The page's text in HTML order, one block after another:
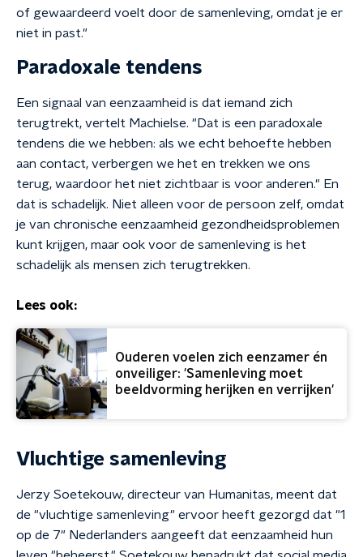
of gewaardeerd voelt door de samenleving, omdat je er
niet in past."
Paradoxale tendens
Een signaal van eenzaamheid is dat iemand zich
terugtrekt, vertelt Machielse. "Dat is een paradoxale
tendens die we hebben: als we echt behoefte hebben
aan contact, verbergen we het en trekken we ons
terug, waardoor het niet zichtbaar is voor anderen." En
dat is schadelijk. Niet alleen voor de persoon zelf, omdat
je van chronische eenzaamheid gezondheidsproblemen
kunt krijgen, maar ook voor de samenleving is het
schadelijk als mensen zich terugtrekken.
Lees ook:
Ouderen voelen zich eenzamer én
onveiliger: 'Samenleving moet
beeldvorming herijken en verrijken'
Vluchtige samenleving
Jerzy Soetekouw, directeur van Humanitas, meent dat
de "vluchtige samenleving" ervoor heeft gezorgd dat "1
op de 7" Nederlanders aangeeft dat eenzaamheid hun